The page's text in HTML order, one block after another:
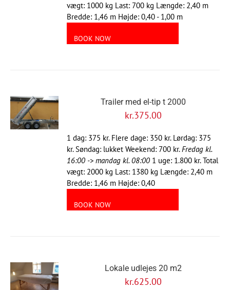
vægt: 1000 kg Last: 700 kg Længde: 2,40 m
Bredde: 1,46 m Højde: 0,40 - 1,00 m
BOOK NOW
Trailer med el-tip t 2000
kr.375.00
1 dag: 375 kr. Flere dage: 350 kr. Lørdag: 375
kr. Søndag: lukket Weekend: 700 kr.Fredag kl.
16:00 -> mandag kl. 08:00 1 uge: 1.800 kr. Total
vægt: 2000 kg Last: 1380 kg Længde: 2,40 m
Bredde: 1,46 m Højde: 0,40
BOOK NOW
Lokale udlejes 20 m2
kr.625.00